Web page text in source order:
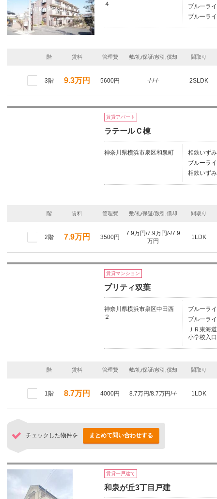
４
ブルーラ
ブルーラ
階 賃料 管理費 敷/礼/保証/敷引,償却 間取り
3階 9.3万円 5600円 -/-/-/- 2SLDK
賃貸アパート
ラテールＣ棟
神奈川県横浜市泉区和泉町
相鉄いず
ブルーラ
相鉄いず
階 賃料 管理費 敷/礼/保証/敷引,償却 間取り
2階 7.9万円 3500円
7.9万円/7.9万円/-/7.9
万円
1LDK
賃貸マンション
プリティ双葉
神奈川県横浜市泉区中田西
２
ブルーラ
ブルーラ
ＪＲ東海
小学校入
階 賃料 管理費 敷/礼/保証/敷引,償却 間取り
1階 8.7万円 4000円 8.7万円/8.7万円/-/- 1LDK
チェックした物件を まとめて問い合わせする
賃貸一戸建て
和泉が丘3丁目戸建